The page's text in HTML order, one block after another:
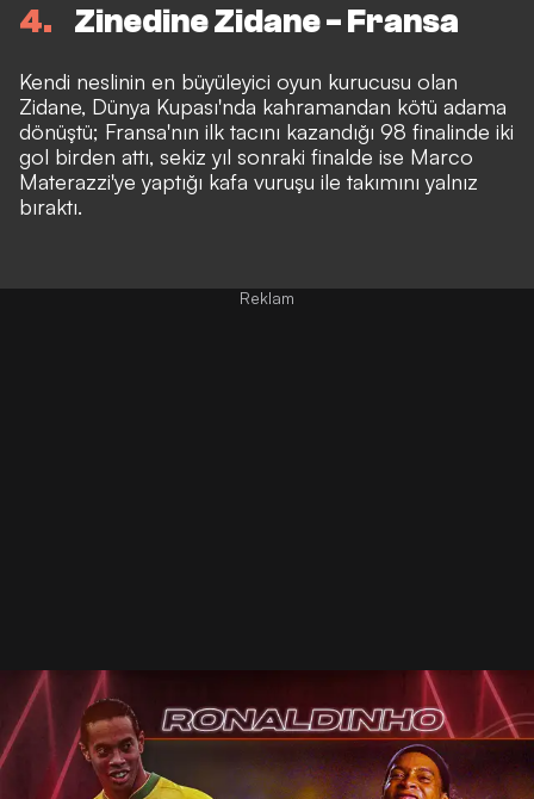
4 Zinedine Zidane - Fransa
Kendi neslinin en büyüleyici oyun kurucusu olan
Zidane, Dünya Kupası'nda kahramandan kötü adama
dönüştü; Fransa'nın ilk tacını kazandığı 98 finalinde iki
gol birden attı, sekiz yıl sonraki finalde ise Marco
Materazzi'ye yaptığı kafa vuruşu ile takımını yalnız
bıraktı.